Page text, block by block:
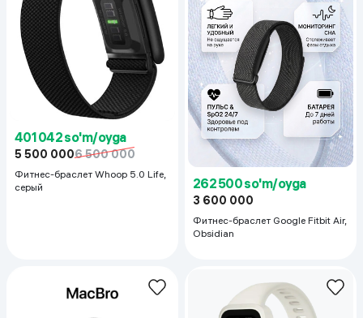
401 042 so'm/oyga
5 500 0006 500 000
Фитнес-браслет Whoop 5.0 Life,
серый
262 500 so'm/oyga
3 600 000
Фитнес-браслет Google Fitbit Air,
Obsidian